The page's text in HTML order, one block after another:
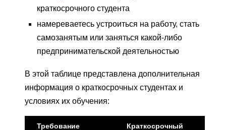
краткосрочного студента
намереваетесь устроиться на работу, стать
самозанятым или заняться какой-либо
предпринимательской деятельностью
В этой таблице представлена дополнительная
информация о краткосрочных студентах и
условиях их обучения:
Требование
Краткосрочный